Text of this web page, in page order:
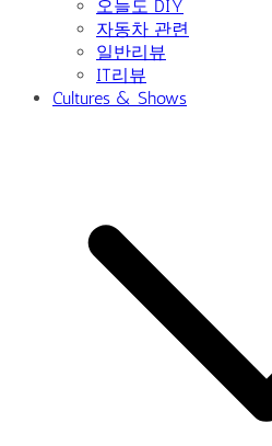
오늘도 DIY
자동차 관련
일반리뷰
IT리뷰
Cultures & Shows